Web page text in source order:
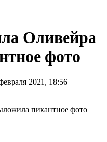
Оливейра
фото
2021, 18:56